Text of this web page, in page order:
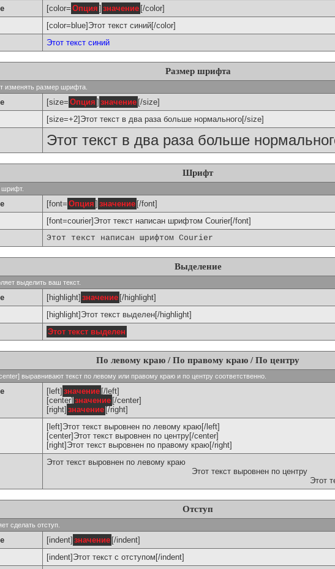
[color= Опция ] значение [/color]
[color=blue]Этот текст синий[/color]
Этот текст синий
Размер шрифта
изменять размер шрифта.
[size= Опция ] значение [/size]
[size=+2]Этот текст в два раза больше нормального[/size]
Этот текст в два раза больше
Шрифт
шрифт.
[font= Опция ] значение [/font]
[font=courier]Этот текст написан шрифтом Courier[/font]
Этот текст написан шрифтом Courier
Выделение
выделить ваш текст.
[highlight] значение [/highlight]
[highlight]Этот текст выделен[/highlight]
Этот текст выделен
По левому краю / По правому краю / По центру
выравнивают текст по левому или правому краю и по центру соответственно.
[left] значение [/left]
[center] значение [/center]
[right] значение [/right]
[left]Этот текст выровнен по левому краю[/left]
[center]Этот текст выровнен по центру[/center]
[right]Этот текст выровнен по правому краю[/right]
Этот текст выровнен по левому краю
Этот текст выровнен по центру
Этот
Отступ
сделать отступ.
[indent] значение [/indent]
[indent]Этот текст с отступом[/indent]